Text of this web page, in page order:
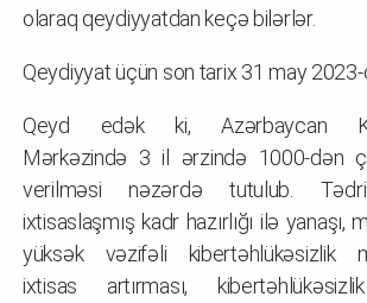
olaraq qeydiyyatdan keçə bilərlər.
Qeydiyyat üçün son tarix 31 may 2023-
Qeyd edək ki, Azərbaycan
Mərkəzində 3 il ərzində 1000-dən
verilməsi nəzərdə tutulub.
ixtisaslaşmış kadr hazırlığı ilə yanaşı,
yüksək vəzifəli kibertəhlükəsizlik
ixtisas artırması,